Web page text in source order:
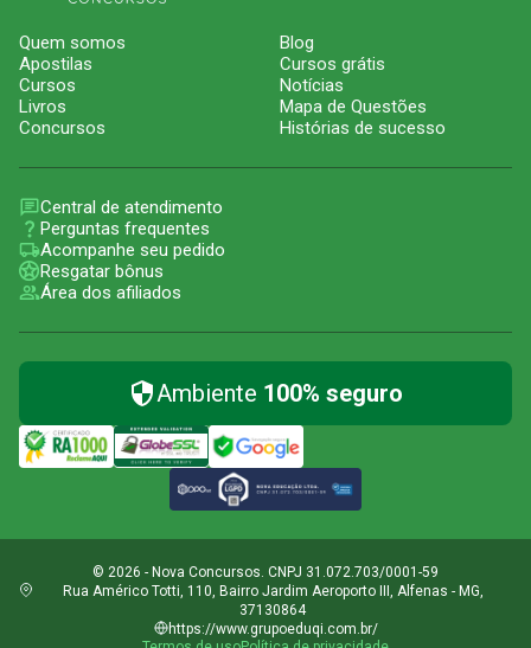
Quem somos
Apostilas
Cursos
Livros
Concursos
Blog
Cursos grátis
Notícias
Mapa de Questões
Histórias de sucesso
Central de atendimento
Perguntas frequentes
Acompanhe seu pedido
Resgatar bônus
Área dos afiliados
Ambiente 100% seguro
© 2026 - Nova Concursos. CNPJ 31.072.703/0001-59
Rua Américo Totti, 110, Bairro Jardim Aeroporto III, Alfenas - MG,
37130864
https://www.grupoeduqi.com.br/